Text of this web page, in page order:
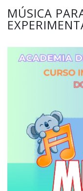
MÚSICA